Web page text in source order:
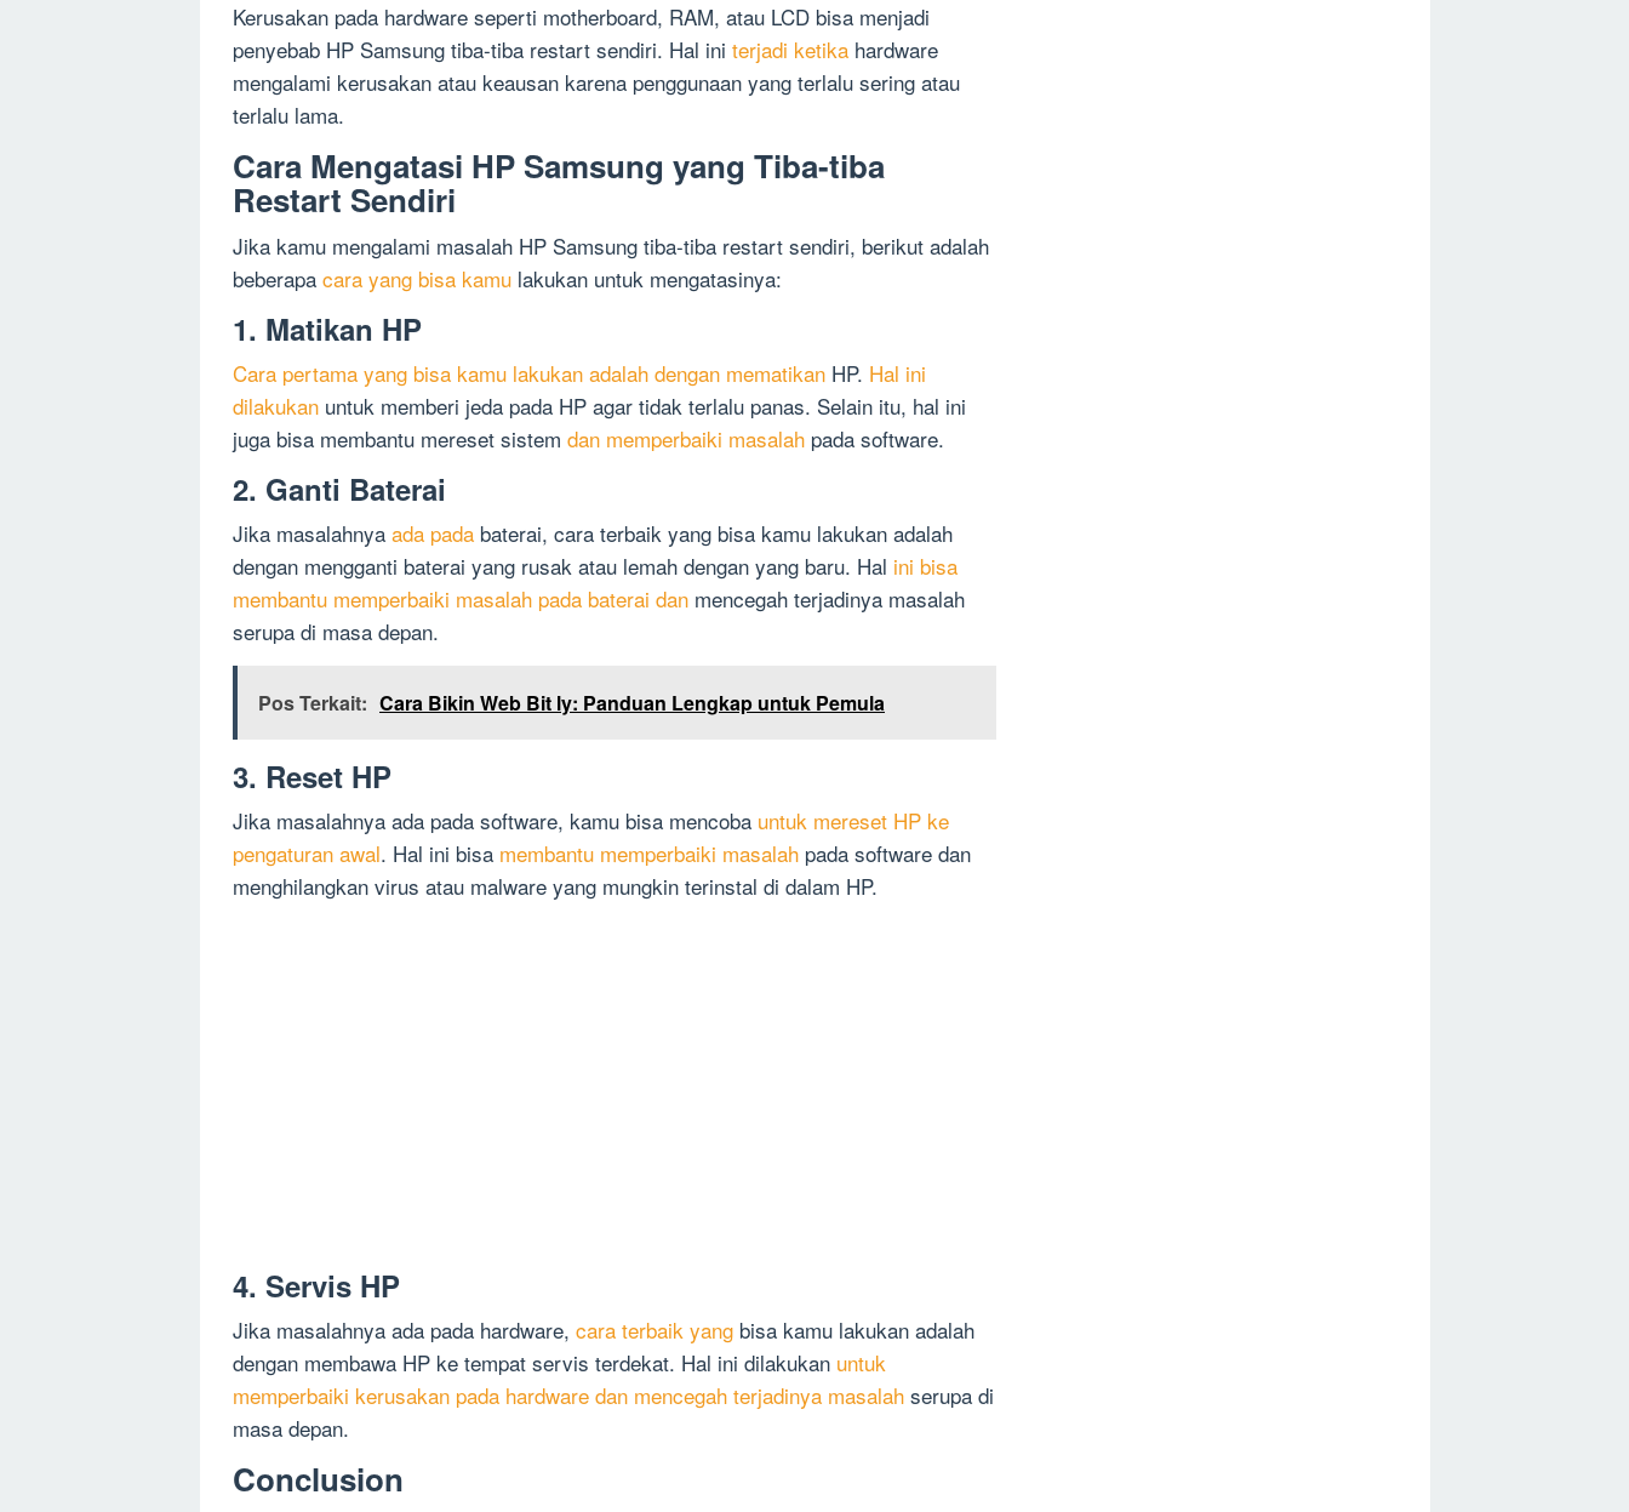
Kerusakan pada hardware seperti motherboard, RAM, atau LCD bisa menjadi
penyebab HP Samsung tiba-tiba restart sendiri. Hal ini terjadi ketika hardware
mengalami kerusakan atau keausan karena penggunaan yang terlalu sering atau
terlalu lama.
Cara Mengatasi HP Samsung yang Tiba-tiba
Restart Sendiri
Jika kamu mengalami masalah HP Samsung tiba-tiba restart sendiri, berikut adalah
beberapa cara yang bisa kamu lakukan untuk mengatasinya:
1. Matikan HP
Cara pertama yang bisa kamu lakukan adalah dengan mematikan HP. Hal ini
dilakukan untuk memberi jeda pada HP agar tidak terlalu panas. Selain itu, hal ini
juga bisa membantu mereset sistem dan memperbaiki masalah pada software.
2. Ganti Baterai
Jika masalahnya ada pada baterai, cara terbaik yang bisa kamu lakukan adalah
dengan mengganti baterai yang rusak atau lemah dengan yang baru. Hal ini bisa
membantu memperbaiki masalah pada baterai dan mencegah terjadinya masalah
serupa di masa depan.
Pos Terkait: Cara Bikin Web Bit ly: Panduan Lengkap untuk Pemula
3. Reset HP
Jika masalahnya ada pada software, kamu bisa mencoba untuk mereset HP ke
pengaturan awal. Hal ini bisa membantu memperbaiki masalah pada software dan
menghilangkan virus atau malware yang mungkin terinstal di dalam HP.
4. Servis HP
Jika masalahnya ada pada hardware, cara terbaik yang bisa kamu lakukan adalah
dengan membawa HP ke tempat servis terdekat. Hal ini dilakukan untuk
memperbaiki kerusakan pada hardware dan mencegah terjadinya masalah serupa di
masa depan.
Conclusion